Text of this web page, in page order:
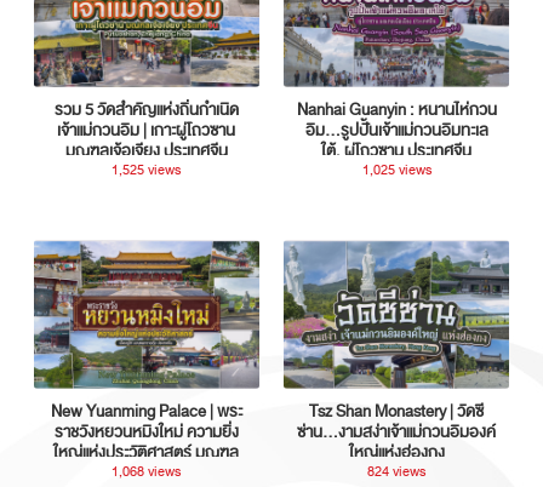
รวม 5 วัดสำคัญแห่งถิ่นกำเนิด
เจ้าแม่กวนอิม | เกาะผู่โถวซาน
มณฑลเจ้อเจียง ประเทศจีน
1,525 views
Nanhai Guanyin : หนานไห่กวน
อิม...รูปปั้นเจ้าแม่กวนอิมทะเล
ใต้, ผู่โถวซาน ประเทศจีน
1,025 views
New Yuanming Palace | พระ
ราชวังหยวนหมิงใหม่ ความยิ่ง
ใหญ่แห่งประวัติศาสตร์ มณฑล
กวางตุ้ง ประเทศจีน
1,068 views
Tsz Shan Monastery | วัดซี
ซ่าน…งามสง่าเจ้าแม่กวนอิมองค์
ใหญ่แห่งฮ่องกง
824 views